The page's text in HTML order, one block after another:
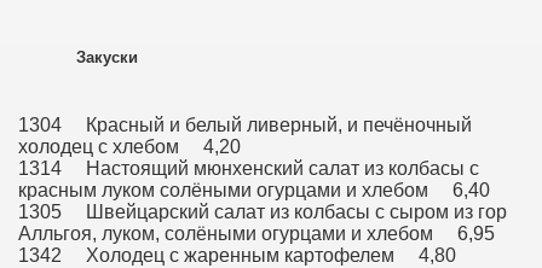
Закуски
1304 Красный и белый ливерный, и печёночный
холодец с хлебом 4,20
1314 Настоящий мюнхенский салат из колбасы с
красным луком солёными огурцами и хлебом 6,40
1305 Швейцарский салат из колбасы с сыром из гор
Алльгоя, луком, солёными огурцами и хлебом 6,95
1342 Холодец с жаренным картофелем 4,80